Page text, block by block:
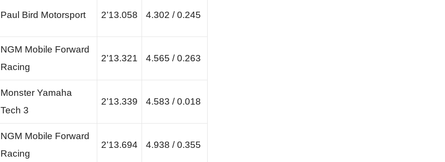
Paul Bird Motorsport 2’13.058 4.302 / 0.245
NGM Mobile Forward
Racing
2’13.321 4.565 / 0.263
Monster Yamaha
Tech 3
2’13.339 4.583 / 0.018
NGM Mobile Forward
Racing
2’13.694 4.938 / 0.355